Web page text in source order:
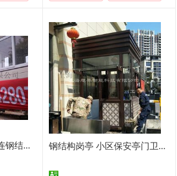
辽宁钢结构岗亭，大连钢结构岗亭，治安亭富华集城品质 钢结构岗亭 小区保安亭门卫值班室岗亭